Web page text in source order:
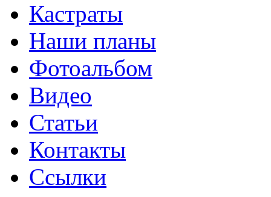
Кастраты
Наши планы
Фотоальбом
Видео
Статьи
Контакты
Ссылки